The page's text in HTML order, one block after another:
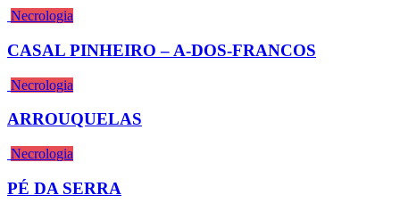
Necrologia
CASAL PINHEIRO – A-DOS-FRANCOS
Necrologia
ARROUQUELAS
Necrologia
PÉ DA SERRA